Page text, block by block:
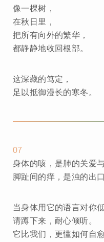
像一棵树，
在秋日里，
把所有向外的繁华，
都静静地收回根部。
这深藏的笃定，
足以抵御漫长的寒冬。
07
身体的咳，是肺的关爱与
脚趾间的痒，是浊的出口
当身体用它的语言对你低
请蹲下来，耐心倾听。
它比我们，更懂如何自愈